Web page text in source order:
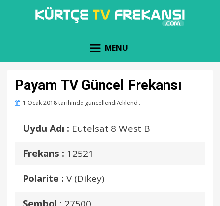
KÜRTÇE TV FREKANSI
MENU
Payam TV Güncel Frekansı
Posted
1 Ocak 2018tarihinde güncellendi/eklendi.
Uydu Adı : Eutelsat 8 West B
Frekans : 12521
Polarite : V (Dikey)